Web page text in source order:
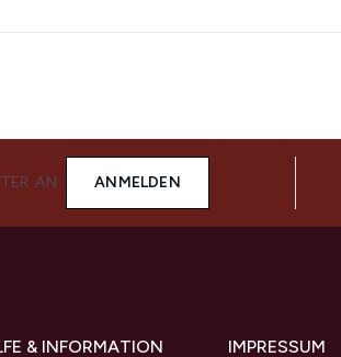
AN ANMELDEN
& INFORMATION IMPRESSUM